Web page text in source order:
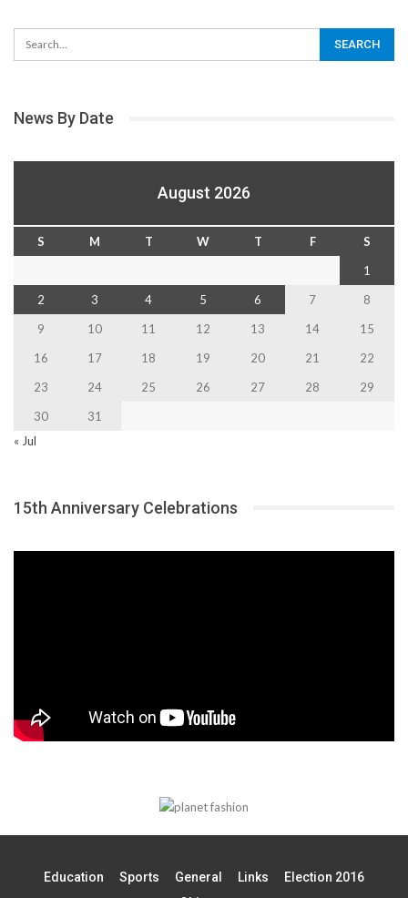
News By Date
August 2026
S M T W T F
S
1
2
3 4 5 6 7
8
9
10 11 12 13 14
15
16
17 18 19 20 21
22
23
24 25 26 27 28
29
30
31
« Jul
15th Anniversary Celebrations
Education Sports General Links
Election 2016